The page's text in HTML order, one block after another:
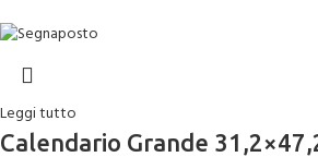
Leggi tutto
Calendario Grande